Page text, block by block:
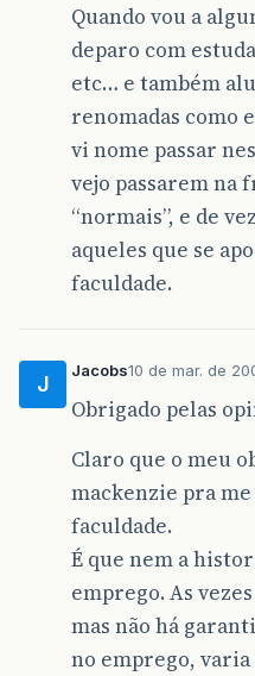
Quando vou a
deparo com
etc… e também
renomadas como
vi nome passar
vejo passarem na
“normais”, e de
aqueles que se
faculdade.
J
Jacobs10 de mar. de
Obrigado pelas
Claro que o meu
mackenzie pra
faculdade.
É que nem a
emprego. As
mas não há
no emprego,